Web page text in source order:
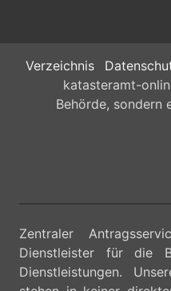
Verzeichnis
katasteramt-
Behörde, sondern
Zentraler
Dienstleister für die
Dienstleistungen.